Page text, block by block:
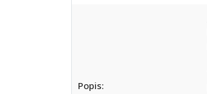
Popis: